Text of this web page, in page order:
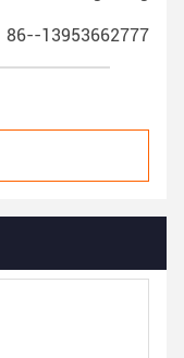
86--13953662777